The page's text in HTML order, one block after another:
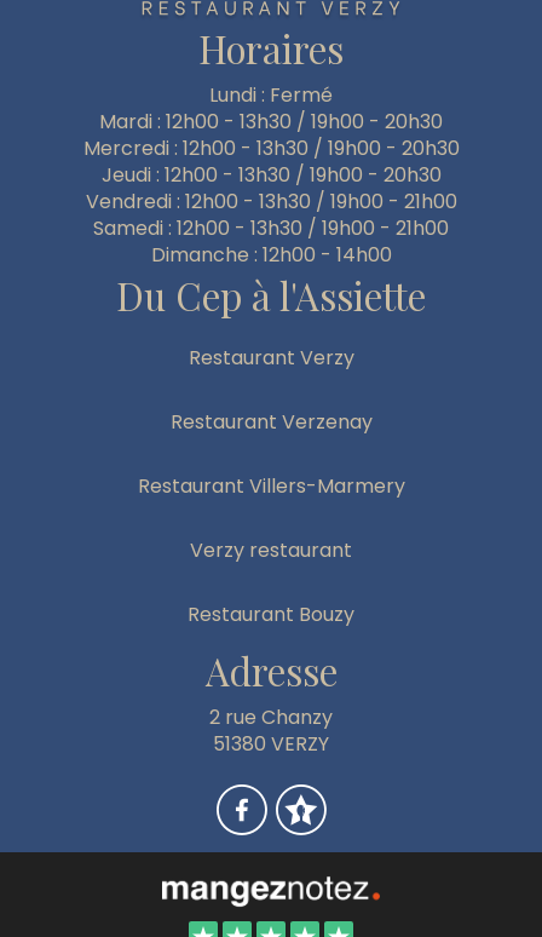
Horaires
Lundi : Fermé
Mardi : 12h00 - 13h30 / 19h00 - 20h30
Mercredi : 12h00 - 13h30 / 19h00 - 20h30
Jeudi : 12h00 - 13h30 / 19h00 - 20h30
Vendredi : 12h00 - 13h30 / 19h00 - 21h00
Samedi : 12h00 - 13h30 / 19h00 - 21h00
Dimanche : 12h00 - 14h00
Du Cep à l'Assiette
Restaurant Verzy
Restaurant Verzenay
Restaurant Villers-Marmery
Verzy restaurant
Restaurant Bouzy
Adresse
2 rue Chanzy
51380 VERZY